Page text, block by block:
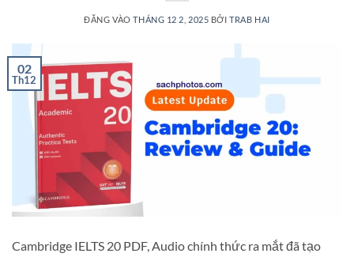
ĐĂNG VÀOTHÁNG 12 2, 2025 BỞITRAB HAI
02
Th12
Cambridge IELTS 20 PDF, Audio chính thức ra mắt đã tạo